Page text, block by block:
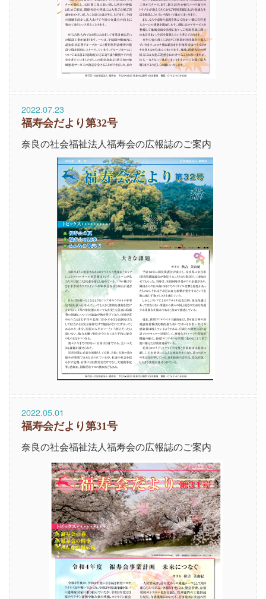
2022.07.23
福寿会だより第32号
奈良の社会福祉法人福寿会の広報誌のご案内
2022.05.01
福寿会だより第31号
奈良の社会福祉法人福寿会の広報誌のご案内